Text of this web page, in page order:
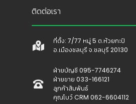
ติดต่อเรา
ที่ตั้ง: 7/77 หมู่ 5 ต.ห้วยกะปิ
อ.เมืองชลบุรี จ.ชลบุรี 20130
ฝ่ายบัญชี 095-7746274
ฝ่ายขาย 033-166121
ลูกค้าสัมพันธ์
คุณโบว์ CRM 062-6604112